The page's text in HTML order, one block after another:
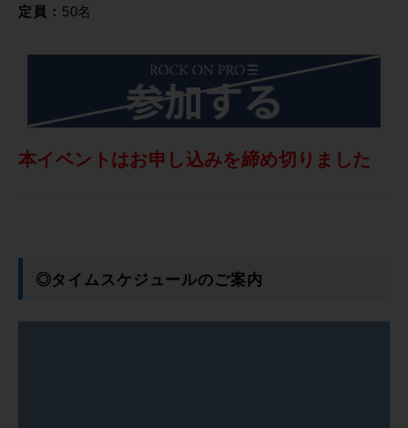
定員： 50名
本イベントはお申し込みを締め切りました
◎タイムスケジュールのご案内